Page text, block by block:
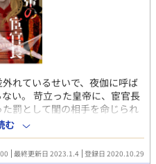
れているせいで、夜伽に呼ば
い。 苛立った皇帝に、宦官長
罰として閨の相手を命じられ
攻×一途で大人しそうだけど
ブレ・SM的表現・暴力表現
レア文庫様より電子版・紙版の
む
最終更新日 2023.1.4 登録日 2020.10.29